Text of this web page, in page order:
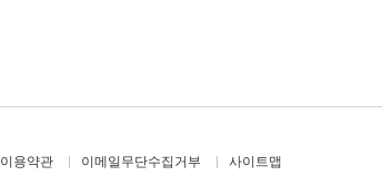
이용약관 이메일무단수집거부 사이트맵